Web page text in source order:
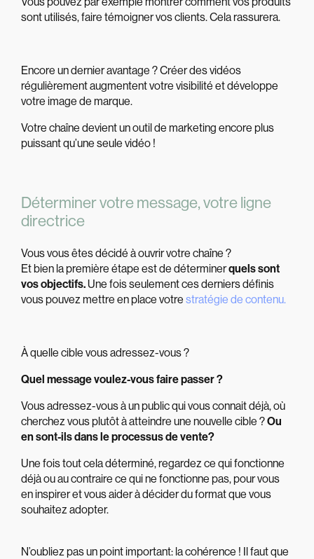
sont utilisés, faire témoigner vos clients. Cela rassurera.
Encore un dernier avantage ? Créer des vidéos
régulièrement augmentent votre visibilité et développe
votre image de marque.
Votre chaîne devient un outil de marketing encore plus
puissant qu’une seule vidéo !
Déterminer votre message, votre ligne
directrice
Vous vous êtes décidé à ouvrir votre chaîne ?
Et bien la première étape est de déterminerquels sont
vos objectifs.Une fois seulement ces derniers définis
vous pouvez mettre en place votre stratégie de contenu.
À quelle cible vous adressez-vous ?
Quel message voulez-vous faire passer ?
Vous adressez-vous à un public qui vous connait déjà, où
cherchez vous plutôt à atteindre une nouvelle cible ?Ou
en sont-ils dans le processus de vente?
Une fois tout cela déterminé, regardez ce qui fonctionne
déjà ou au contraire ce qui ne fonctionne pas, pour vous
en inspirer et vous aider à décider du format que vous
souhaitez adopter.
N’oubliez pas un point important: la cohérence ! Il faut que